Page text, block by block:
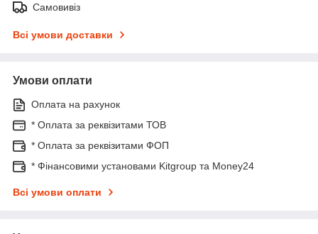
Самовивіз
Всі умови доставки
Умови оплати
Оплата на рахунок
* Оплата за реквізитами ТОВ
* Оплата за реквізитами ФОП
* Фінансовими установами Kitgroup та Money24
Всі умови оплати